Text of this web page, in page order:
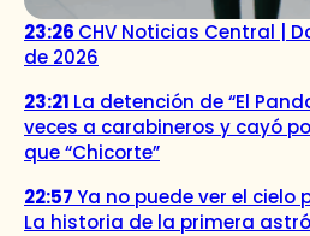
23:26 CHV Noticias Central |
de 2026
23:21 La detención de “El
veces a carabineros y cayó
que “Chicorte”
22:57Ya no puede ver el cielo
La historia de la primera